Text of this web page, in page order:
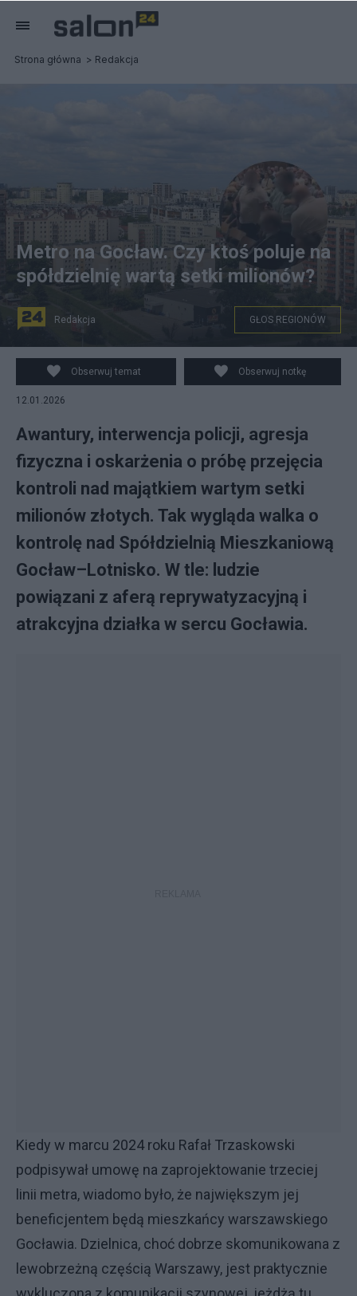
Strona główna Redakcja
półdzielnia Gocław - Lotnisko i zdjęcia z Walnego
Zgromadzenia/ FB+Canva
Metro na Gocław. Czy ktoś poluje na
spółdzielnię wartą setki milionów?
Redakcja GŁOS REGIONÓW
Obserwuj temat Obserwuj notkę
12.01.2026
Awantury, interwencja policji, agresja
fizyczna i oskarżenia o próbę przejęcia
kontroli nad majątkiem wartym setki
milionów złotych. Tak wygląda walka o
kontrolę nad Spółdzielnią Mieszkaniową
Gocław–Lotnisko. W tle: ludzie
powiązani z aferą reprywatyzacyjną i
atrakcyjna działka w sercu Gocławia.
Kiedy w marcu 2024 roku Rafał Trzaskowski
podpisywał umowę na zaprojektowanie trzeciej
linii metra, wiadomo było, że największym jej
beneficjentem będą mieszkańcy warszawskiego
Gocławia. Dzielnica, choć dobrze skomunikowana z
lewobrzeżną częścią Warszawy, jest praktycznie